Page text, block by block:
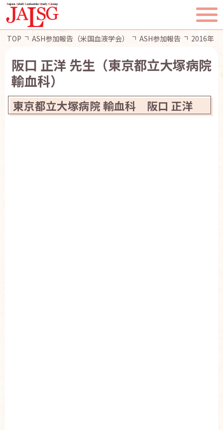
TOP ASH参加報告（米国血液学会） ASH参加報告 2016年
阪口 正洋 先生（東京都立大塚病院
輸血科）
東京都立大塚病院 輸血科 阪口 正洋